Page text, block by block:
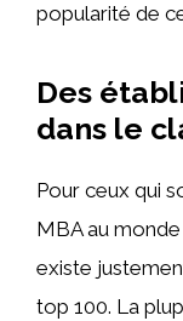
popularité de
Des
dans le
Pour ceux qui
MBA au monde
existe
top 100. La